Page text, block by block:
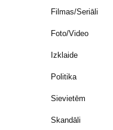
Filmas/Seriāli
Foto/Video
Izklaide
Politika
Sievietēm
Skandāli